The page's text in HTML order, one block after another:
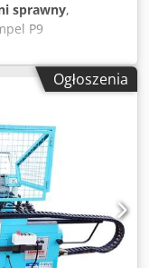
sprawny,
P9
Średnica
szczotek z
Ogłoszenia